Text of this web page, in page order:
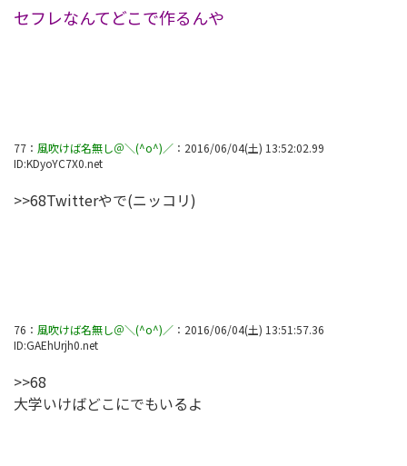
セフレなんてどこで作るんや
77 ： 風吹けば名無し＠＼(^o^)／ ： 2016/06/04(土) 13:52:02.99
ID:KDyoYC7X0.net
>>68Twitterやで(ニッコリ)
76 ： 風吹けば名無し＠＼(^o^)／ ： 2016/06/04(土) 13:51:57.36
ID:GAEhUrjh0.net
>>68
大学いけばどこにでもいるよ